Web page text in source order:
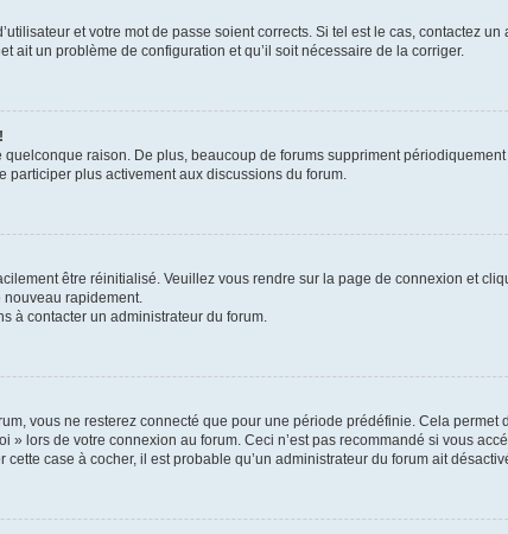
et votre mot de passe soient corrects. Si tel est le cas, contactez
un problème de configuration et qu’il soit nécessaire de la corriger.
raison. De plus, beaucoup de forums suppriment
plus activement aux discussions du forum.
être réinitialisé. Veuillez vous rendre sur la page de connexion et
rapidement.
à contacter un administrateur du forum.
vous ne resterez connecté que pour une période prédéfinie. Cela permet
lors de votre connexion au forum. Ceci n’est pas recommandé si vous
case à cocher, il est probable qu’un administrateur du forum ait